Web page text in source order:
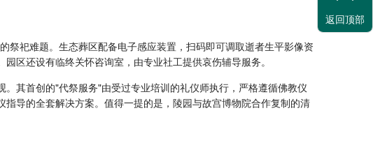
祀难题。生态葬区配备电子感应装置，扫码即可调取逝者生平影像资
区还设有临终关怀咨询室，由专业社工提供哀伤辅导服务。
其首创的"代祭服务"由受过专业培训的礼仪师执行，严格遵循佛教仪
导的全套解决方案。值得一提的是，陵园与故宫博物院合作复制的清
返回顶部